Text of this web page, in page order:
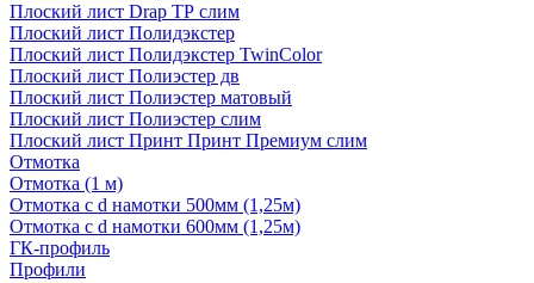
Плоский лист Drap ТР слим
Плоский лист Полидэкстер
Плоский лист Полидэкстер TwinColor
Плоский лист Полиэстер дв
Плоский лист Полиэстер матовый
Плоский лист Полиэстер слим
Плоский лист Принт Принт Премиум слим
Отмотка
Отмотка (1 м)
Отмотка с d намотки 500мм (1,25м)
Отмотка с d намотки 600мм (1,25м)
ГК-профиль
Профили